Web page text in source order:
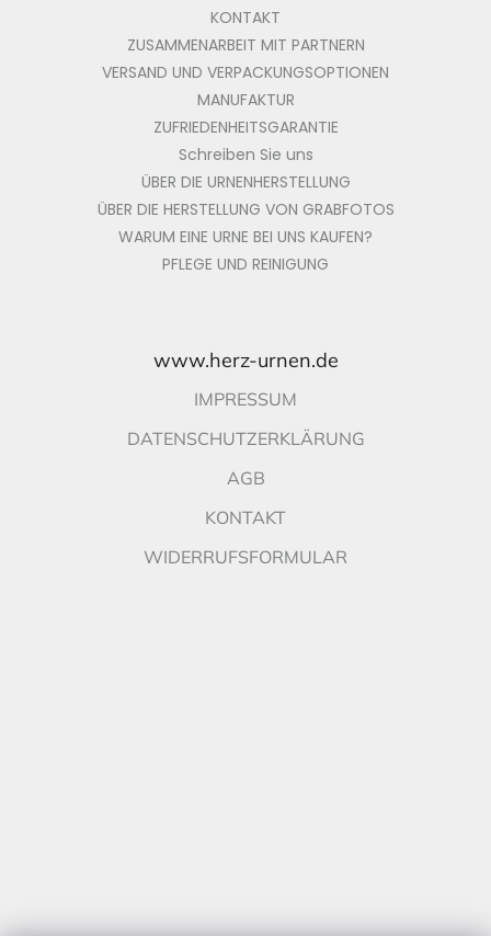
KONTAKT
ZUSAMMENARBEIT MIT PARTNERN
VERSAND UND VERPACKUNGSOPTIONEN
MANUFAKTUR
ZUFRIEDENHEITSGARANTIE
Schreiben Sie uns
ÜBER DIE URNENHERSTELLUNG
ÜBER DIE HERSTELLUNG VON GRABFOTOS
WARUM EINE URNE BEI UNS KAUFEN?
PFLEGE UND REINIGUNG
www.herz-urnen.de
IMPRESSUM
DATENSCHUTZERKLÄRUNG
AGB
KONTAKT
WIDERRUFSFORMULAR